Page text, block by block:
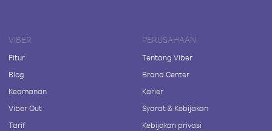
VIBER
Fitur
Blog
Keamanan
Viber Out
Tarif
PERUSAHAAN
Tentang Viber
Brand Center
Karier
Syarat & Kebijakan
Kebijakan privasi